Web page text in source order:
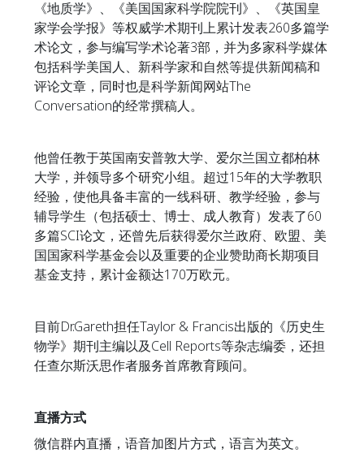
《地质学》、《美国国家科学院院刊》、《英国皇
家学会学报》等权威学术期刊上累计发表260多篇学
术论文，参与编写学术论著3部，并为多家科学媒体
包括科学美国人、新科学家和自然等提供新闻稿和
评论文章，同时也是科学新闻网站The
Conversation的经常撰稿人。
他曾任教于英国南安普敦大学、爱尔兰国立都柏林
大学，并领导多个研究小组。超过15年的大学教职
经验，使他具备丰富的一线科研、教学经验，参与
辅导学生（包括硕士、博士、成人教育）发表了60
多篇SCI论文，还曾先后获得爱尔兰政府、欧盟、美
国国家科学基金会以及重要的企业赞助商长期项目
基金支持，累计金额达170万欧元。
目前Dr.Gareth担任Taylor & Francis出版的《历史生
物学》期刊主编以及Cell Reports等杂志编委，还担
任查尔斯沃思作者服务首席教育顾问。
直播方式
微信群内直播，语音加图片方式，语言为英文。